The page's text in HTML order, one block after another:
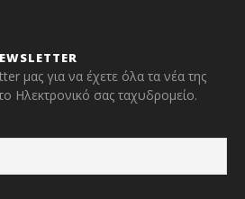
μας για να έχετε όλα τα νέα της
Ηλεκτρονικό σας ταχυδρομείο.